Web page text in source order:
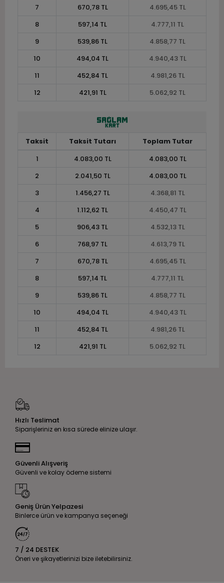
7
670,78 TL
4.695,45 TL
8
597,14 TL
4.777,11 TL
9
539,86 TL
4.858,77 TL
10
494,04 TL
4.940,43 TL
11
452,84 TL
4.981,26 TL
12
421,91 TL 5.062,92 TL
Taksit Taksit Tutarı
Toplam Tutar
1
4.083,00 TL
4.083,00 TL
2
2.041,50 TL
4.083,00 TL
3
1.456,27 TL
4.368,81 TL
4
1.112,62 TL
4.450,47 TL
5
906,43 TL
4.532,13 TL
6
768,97 TL
4.613,79 TL
7
670,78 TL
4.695,45 TL
8
597,14 TL
4.777,11 TL
9
539,86 TL
4.858,77 TL
10
494,04 TL
4.940,43 TL
11
452,84 TL
4.981,26 TL
12
421,91 TL 5.062,92 TL
Hızlı Teslimat
Siparişleriniz en kısa sürede elinize ulaşır.
Güvenli Alışveriş
Güvenli ve kolay ödeme sistemi
Geniş Ürün Yelpazesi
Binlerce ürün ve kampanya seçeneği
7 / 24 DESTEK
Öneri ve şikayetlerinizi bize iletebilirsiniz.